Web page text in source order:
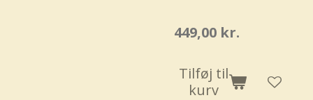
449,00 kr.
Tilføj til
kurv